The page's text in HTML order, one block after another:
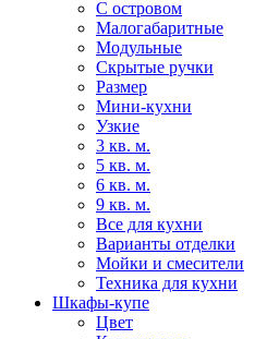
С островом
Малогабаритные
Модульные
Скрытые ручки
Размер
Мини-кухни
Узкие
3 кв. м.
5 кв. м.
6 кв. м.
9 кв. м.
Все для кухни
Варианты отделки
Мойки и смесители
Техника для кухни
Шкафы-купе
Цвет